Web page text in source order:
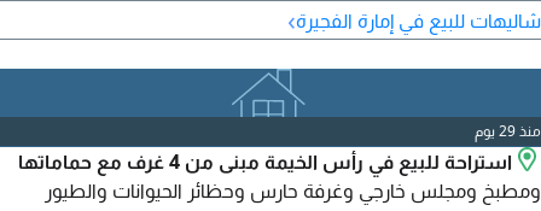
شاليهات للبيع في إمارة الفجيرة›
منذ 29 يوم
استراحة للبيع في رأس الخيمة مبنى من 4 غرف مع حماماتها
ومطبخ ومجلس خارجي وغرفة حارس وحظائر الحيوانات والطيور